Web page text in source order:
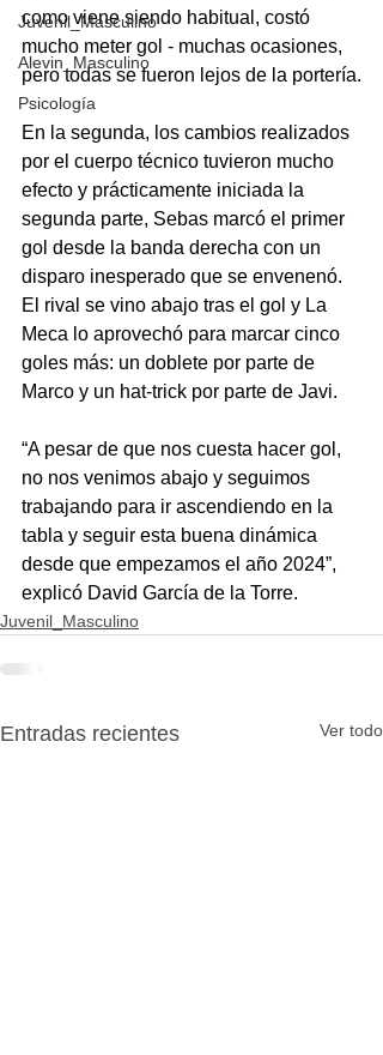
Juvenil_Masculino
Alevin_Masculino
Psicología
como viene siendo habitual, costó
mucho meter gol - muchas ocasiones,
pero todas se fueron lejos de la portería.
En la segunda, los cambios realizados
por el cuerpo técnico tuvieron mucho
efecto y prácticamente iniciada la
segunda parte, Sebas marcó el primer
gol desde la banda derecha con un
disparo inesperado que se envenenó.
El rival se vino abajo tras el gol y La
Meca lo aprovechó para marcar cinco
goles más: un doblete por parte de
Marco y un hat-trick por parte de Javi.
“A pesar de que nos cuesta hacer gol,
no nos venimos abajo y seguimos
trabajando para ir ascendiendo en la
tabla y seguir esta buena dinámica
desde que empezamos el año 2024”,
explicó David García de la Torre.
Juvenil_Masculino
Entradas recientes Ver todo